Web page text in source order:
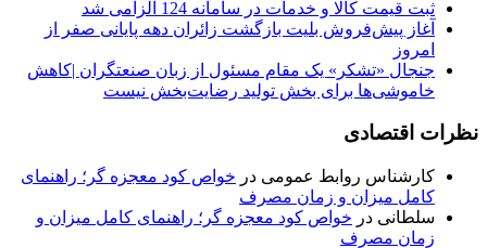
ثبت قیمت کالا و خدمات در سامانه 124 الزامی شد
آغاز پیش‌فروش بلیت بازگشت زائران دهه پایانی صفر از
امروز
جنجال «تشکر» یک مقام مسئول از زبان صنعتگران |کاهش
خاموشی‌ها برای بخش تولید رضایت‌بخش نیست
نظرات اقتصادی
کارشناس روابط عمومی در خواص کود معجزه گر؛ راهنمای
کامل میزان و زمان مصرف
سلطانی در خواص کود معجزه گر؛ راهنمای کامل میزان و
زمان مصرف